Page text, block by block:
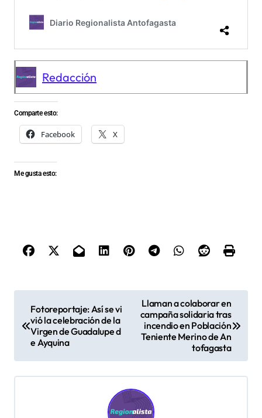
Redacción
Comparte esto:
Facebook X
Me gusta esto:
e
g
Fotoreportaje: Así se vi
vió la celebración de la
Virgen de Guadalupe d
e Ayquina
Llaman a colaborar en
campaña solidaria tras
incendio en Población
Teniente Merino de An
tofagasta